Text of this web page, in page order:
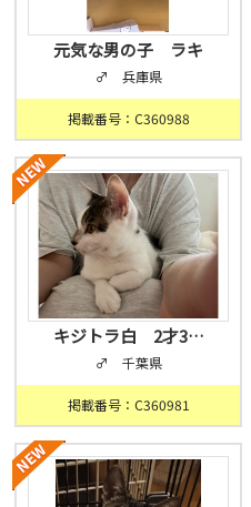
元気な男の子 ラキ
♂ 兵庫県
掲載番号：C360988
キジトラ白 2才3…
♂ 千葉県
掲載番号：C360981